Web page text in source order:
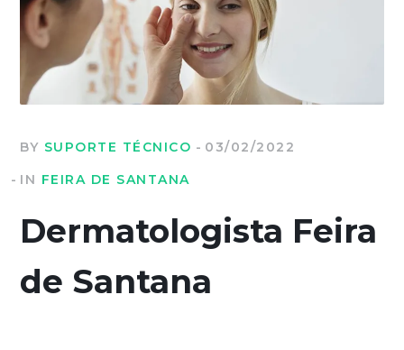
BY SUPORTE TÉCNICO
03/02/2022
IN FEIRA DE SANTANA
Dermatologista Feira
de Santana